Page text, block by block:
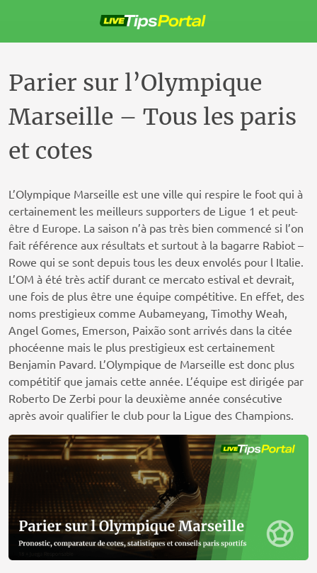
contenu
Parier sur l’Olympique
Marseille – Tous les paris
et cotes
L’Olympique Marseille est une ville qui respire le foot qui à
certainement les meilleurs supporters de Ligue 1 et peut-
être d Europe. La saison n’à pas très bien commencé si l’on
fait référence aux résultats et surtout à la bagarre Rabiot –
Rowe qui se sont depuis tous les deux envolés pour l Italie.
L’OM à été très actif durant ce mercato estival et devrait,
une fois de plus être une équipe compétitive. En effet, des
noms prestigieux comme Aubameyang, Timothy Weah,
Angel Gomes, Emerson, Paixão sont arrivés dans la citée
phocéenne mais le plus prestigieux est certainement
Benjamin Pavard. L’Olympique de Marseille est donc plus
compétitif que jamais cette année. L’équipe est dirigée par
Roberto De Zerbi pour la deuxième année consécutive
après avoir qualifier le club pour la Ligue des Champions.